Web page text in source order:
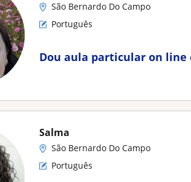
São Bernardo Do Campo
Português
Dou aula particular on line
Salma
São Bernardo Do Campo
Português